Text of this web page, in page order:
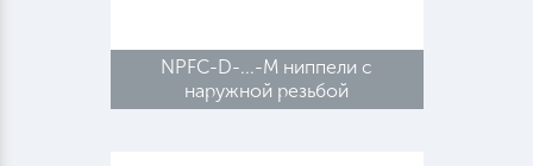
NPFC-D-...-M ниппели с
наружной резьбой